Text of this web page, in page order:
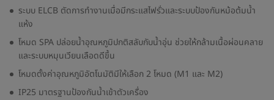
ระบบ ELCB ตัดการทำงานเมื่อมีกระแสไฟรั่วและระบบป้องกันหม้อต้มน้ำ
แห้ง
โหมด SPA ปล่อยน้ำอุณหภูมิปกติสลับกับน้ำอุ่น ช่วยให้กล้ามเนื้อผ่อนคลาย
และระบบหมุนเวียนเลือดดีขึ้น
โหมดตั้งค่าอุณหภูมิอัตโนมัติมีให้เลือก 2 โหมด (M1 และ M2)
IP25 มาตรฐานป้องกันน้ำเข้าตัวเครื่อง